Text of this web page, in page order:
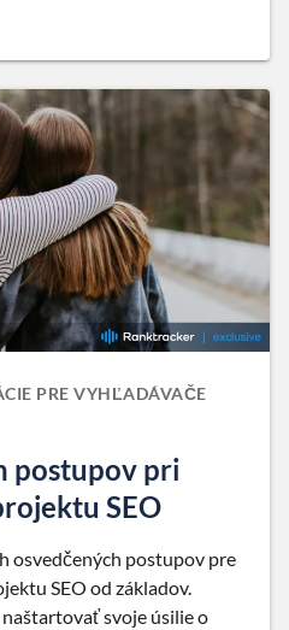
PRE VYHĽADÁVAČE
postupov pri
SEO
osvedčených postupov pre
SEO od základov.
svoje úsilie o